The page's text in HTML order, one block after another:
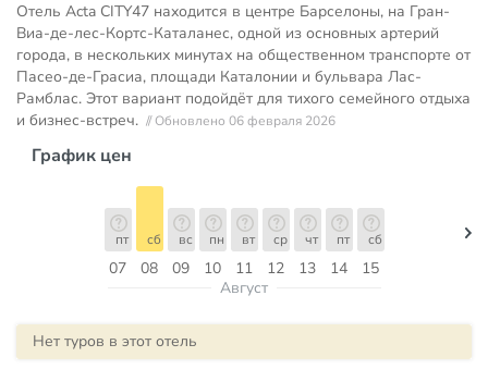
Отель Acta CITY47 находится в центре Барселоны, на Гран-
Виа-де-лес-Кортс-Каталанес, одной из основных артерий
города, в нескольких минутах на общественном транспорте от
Пасео-де-Грасиа, площади Каталонии и бульвара Лас-
Рамблас. Этот вариант подойдёт для тихого семейного отдыха
и бизнес-встреч. // Обновлено 06 февраля 2026
График цен
07
пт
08
сб
09
вс
10
пн
11
вт
12
ср
13
чт
14
пт
15
сб
Август
Нет туров в этот отель